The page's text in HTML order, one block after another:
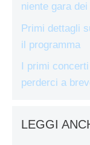
niente gara
Primi dettagli
il programma
I primi
perderci a
LEGGI